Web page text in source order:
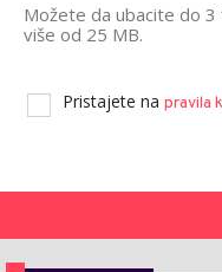
Možete da ubacite do
više od 25 MB.
Pristajete na pravila